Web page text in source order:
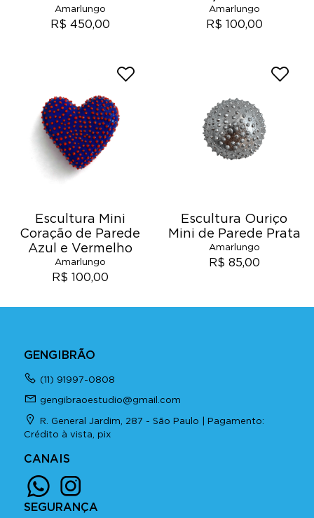
Amarlungo
R$ 450,00
Amarlungo
R$ 100,00
Escultura Mini
Coração de Parede
Azul e Vermelho
Amarlungo
R$ 100,00
Escultura Ouriço
Mini de Parede Prata
Amarlungo
R$ 85,00
GENGIBRÃO
(11) 91997-0808
gengibraoestudio@gmail.com
R. General Jardim, 287 - São Paulo | Pagamento:
Crédito à vista, pix
CANAIS
SEGURANÇA